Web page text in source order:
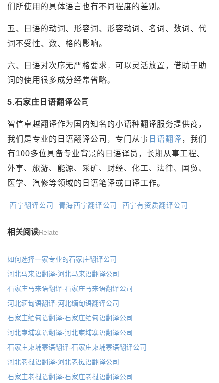
们所使用的具体语言也有不同程度的差别。
五、日语的动词、形容词、形容动词、名词、数词、代
词不受性、数、格的影响。
六、日语对次序无严格要求，可以灵活放置，借助于助
词的使用很多成分经常省略。
5.石家庄日语翻译公司
智信卓越翻译作为国内知名的小语种翻译服务提供商，
我们是专业的日语翻译公司，专门从事 日语翻译，我们
有100多位具备专业背景的日语译员，长期从事工程、
外事、旅游、能源、采矿、财经、化工、法律、国贸、
医学、汽修等领域的日语笔译或口译工作。
西宁翻译公司 青海西宁翻译公司 西宁有资质翻译公司
相关阅读Relate
如何选择一家专业的石家庄翻译公司
河北马来语翻译-河北马来语翻译公司
石家庄马来语翻译-石家庄马来语翻译公司
河北缅甸语翻译-河北缅甸语翻译公司
石家庄缅甸语翻译-石家庄缅甸语翻译公司
河北柬埔寨语翻译-河北柬埔寨语翻译公司
石家庄柬埔寨语翻译-石家庄柬埔寨语翻译公司
河北老挝语翻译-河北老挝语翻译公司
石家庄老挝语翻译-石家庄老挝语翻译公司